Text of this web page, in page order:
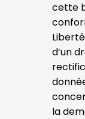
cette
d’un
la